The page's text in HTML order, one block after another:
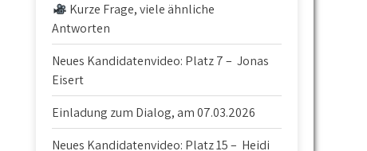
Kurze Frage, viele ähnliche
Antworten
Neues Kandidatenvideo: Platz 7 – Jonas
Eisert
Einladung zum Dialog, am 07.03.2026
Neues Kandidatenvideo: Platz 15 – Heidi